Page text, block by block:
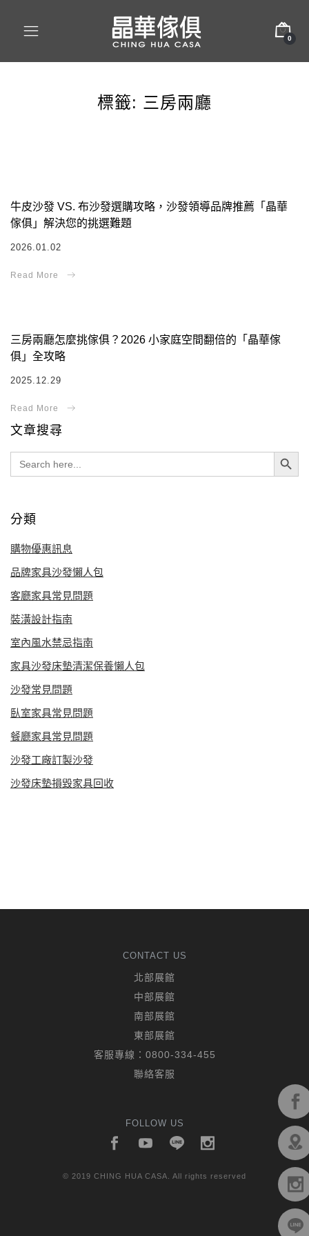
0
標籤: 三房兩廳
牛皮沙發 VS. 布沙發選購攻略，沙發領導品牌推薦「晶華
傢俱」解決您的挑選難題
2026.01.02
三房兩廳怎麼挑傢俱？2026 小家庭空間翻倍的「晶華傢
俱」全攻略
2025.12.29
文章搜尋
Search
for:
Search Button
分類
購物優惠訊息
品牌家具沙發懶人包
客廳家具常見問題
裝潢設計指南
室內風水禁忌指南
家具沙發床墊清潔保養懶人包
沙發常見問題
臥室家具常見問題
餐廳家具常見問題
沙發工廠訂製沙發
沙發床墊損毀家具回收
CONTACT US
北部展館
中部展館
南部展館
東部展館
客服專線： 0800-334-455
聯絡客服
FOLLOW US
© 2019 CHING HUA CASA. All rights reserved